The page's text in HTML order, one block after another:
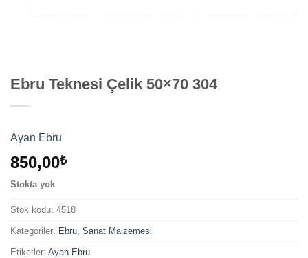
Ebru Teknesi Çelik 50×70 304
Ayan Ebru
850,00₺
Stokta yok
Stok kodu: 4518
Kategoriler: Ebru Sanat Malzemesi
Etiketler: Ayan Ebru